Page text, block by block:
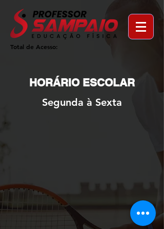
Total de Acesso:
HORÁRIO ESCOLAR
Segunda à Sexta